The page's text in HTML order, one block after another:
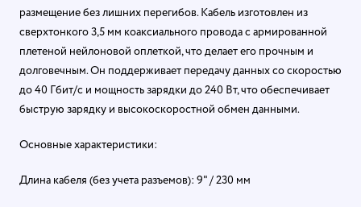
размещение без лишних перегибов. Кабель изготовлен из
сверхтонкого 3,5 мм коаксиального провода с армированной
плетеной нейлоновой оплеткой, что делает его прочным и
долговечным. Он поддерживает передачу данных со скоростью
до 40 Гбит/с и мощность зарядки до 240 Вт, что обеспечивает
быструю зарядку и высокоскоростной обмен данными.
Основные характеристики:
Длина кабеля (без учета разъемов): 9" / 230 мм